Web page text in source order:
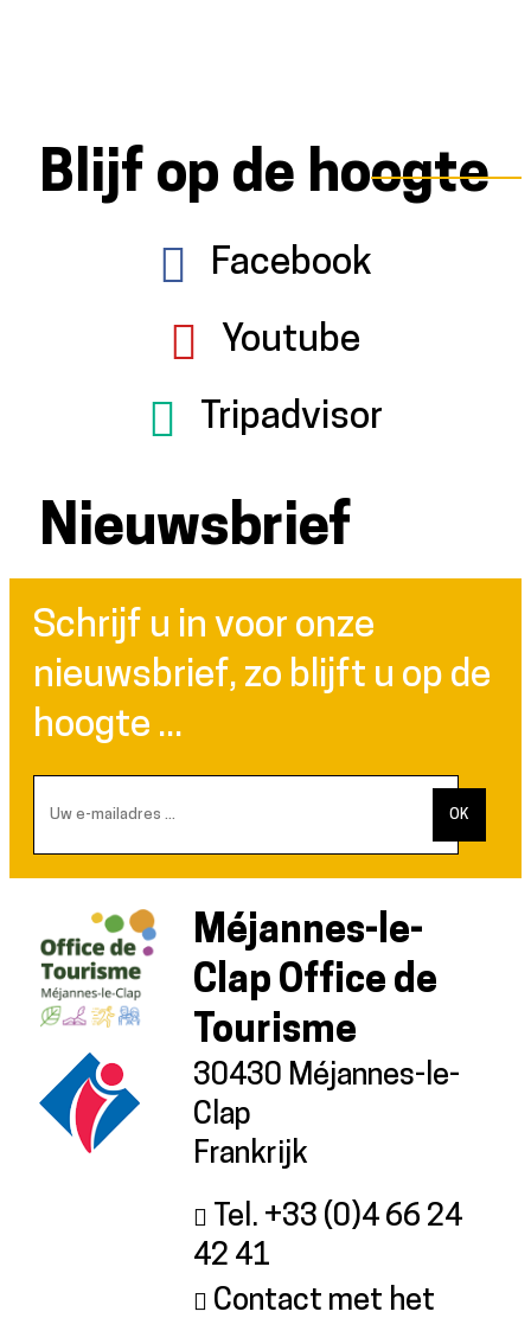
Blijf op de hoogte
Facebook
Youtube
Tripadvisor
Nieuwsbrief
Schrijf u in voor onze
nieuwsbrief, zo blijft u op de
hoogte ...
Méjannes-le-
Clap Office de
Tourisme
30430 Méjannes-le-
Clap
Frankrijk
Tel. +33 (0)4 66 24
42 41
Contact met het